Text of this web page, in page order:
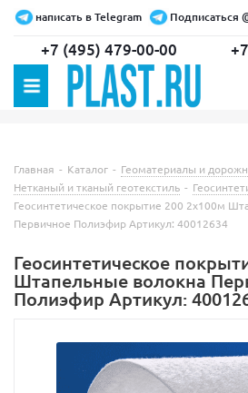
написать в Telegram Подписаться
+7 (495) 479-00-00
Главная - Каталог - Геоматериалы и
Нетканый и тканый геотекстиль -
Геосинтетическое покрытие 200 2х100м
Первичное Полиэфир Артикул: 40012634
Геосинтетическое
Штапельные волокна
Полиэфир Артикул: